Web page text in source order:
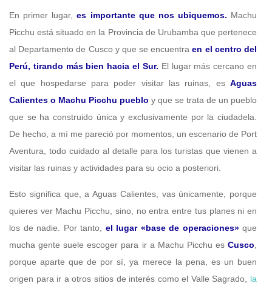
En primer lugar,es importante que nos ubiquemos. Machu
Picchu está situado en la Provincia de Urubamba que pertenece
al Departamento de Cusco y que se encuentraen el centro del
Perú, tirando más bien hacia el Sur. El lugar más cercano en
el que hospedarse para poder visitar las ruinas, es Aguas
Calientes o Machu Picchu pueblo y que se trata de un pueblo
que se ha construido única y exclusivamente por la ciudadela.
De hecho, a mí me pareció por momentos, un escenario de Port
Aventura, todo cuidado al detalle para los turistas que vienen a
visitar las ruinas y actividades para su ocio a posteriori.
Esto significa que, a Aguas Calientes, vas únicamente, porque
quieres ver Machu Picchu, sino, no entra entre tus planes ni en
los de nadie. Por tanto, el lugar «base de operaciones»que
mucha gente suele escoger para ir a Machu Picchu es Cusco,
porque aparte que de por sí, ya merece la pena, es un buen
origen para ir a otros sitios de interés como el Valle Sagrado, la